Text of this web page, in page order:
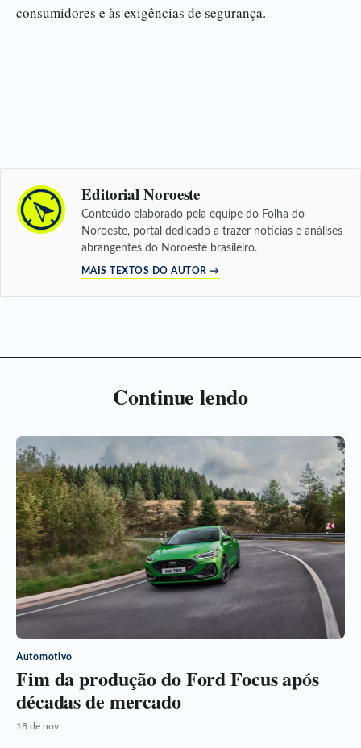
consumidores e às exigências de segurança.
Editorial Noroeste
Conteúdo elaborado pela equipe do Folha do
Noroeste, portal dedicado a trazer notícias e análises
abrangentes do Noroeste brasileiro.
MAIS TEXTOS DO AUTOR →
Continue lendo
Automotivo
Fim da produção do Ford Focus após
décadas de mercado
18 de nov